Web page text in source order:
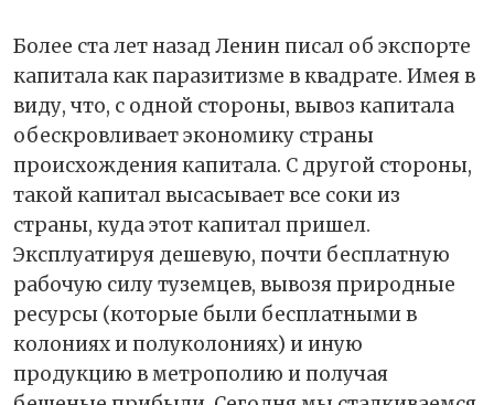
Более ста лет назад Ленин писал об экспорте
капитала как паразитизме в квадрате. Имея в
виду, что, с одной стороны, вывоз капитала
обескровливает экономику страны
происхождения капитала. С другой стороны,
такой капитал высасывает все соки из
страны, куда этот капитал пришел.
Эксплуатируя дешевую, почти бесплатную
рабочую силу туземцев, вывозя природные
ресурсы (которые были бесплатными в
колониях и полуколониях) и иную
продукцию в метрополию и получая